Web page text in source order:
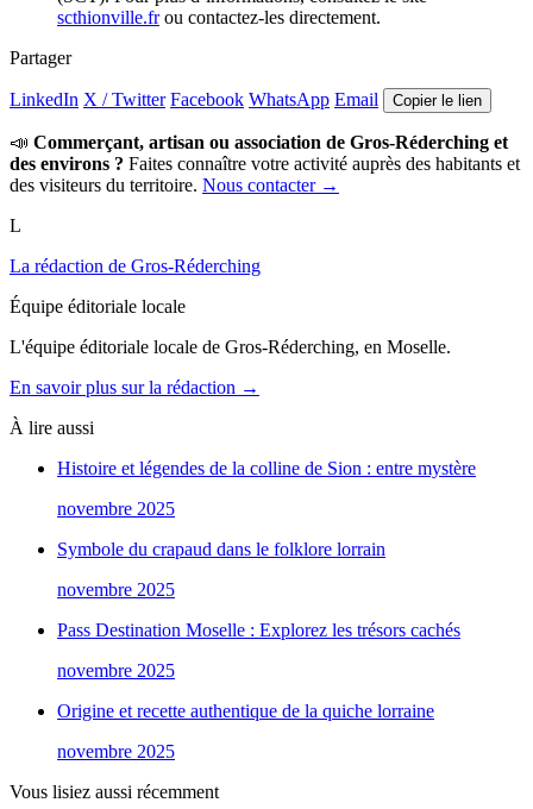
scthionville.frou contactez-les directement.
Partager
LinkedIn X / Twitter Facebook WhatsApp Email Copier le lien
📣 Commerçant, artisan ou association de Gros-Réderching et
des environs ? Faites connaître votre activité auprès des habitants et
des visiteurs du territoire. Nous contacter →
L
La rédaction de Gros-Réderching
Équipe éditoriale locale
L'équipe éditoriale locale de Gros-Réderching, en Moselle.
En savoir plus sur la rédaction →
À lire aussi
Histoire et légendes de la colline de Sion : entre mystère
novembre 2025
Symbole du crapaud dans le folklore lorrain
novembre 2025
Pass Destination Moselle : Explorez les trésors cachés
novembre 2025
Origine et recette authentique de la quiche lorraine
novembre 2025
Vous lisiez aussi récemment